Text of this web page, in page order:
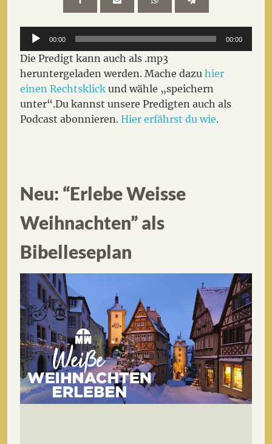
Audio-
Player
00:00 00:00
Die Predigt kann auch als .mp3
heruntergeladen werden. Mache dazuhier
einen Rechtsklick und wähle „speichern
unter“.Du kannst unsere Predigten auch als
Podcast abonnieren.Hier erfährst du wie.
Neu: “Erlebe Weisse
Weihnachten” als
Bibelleseplan